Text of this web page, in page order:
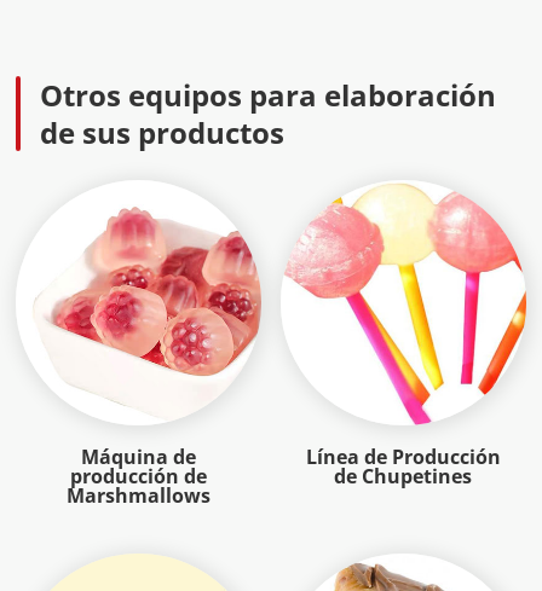
Otros equipos para elaboración
de sus productos
Máquina de
producción de
Marshmallows
Línea de Producción
de Chupetines